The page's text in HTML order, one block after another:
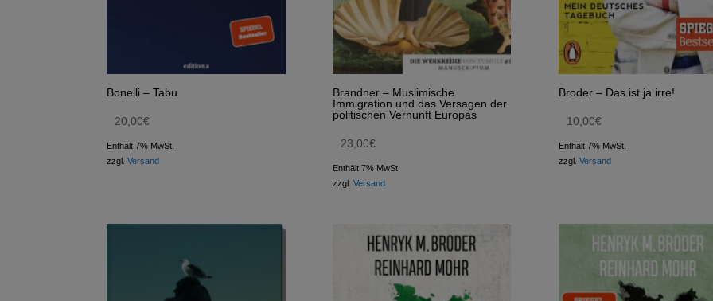
Bonelli – Tabu
20,00€
Enthält 7% MwSt.
zzgl.Versand
Brandner – Muslimische
Immigration und das Versagen der
politischen Vernunft Europas
23,00€
Enthält 7% MwSt.
zzgl. Versand
Broder – Das ist ja irre!
10,00€
Enthält 7% MwSt.
zzgl. Versand